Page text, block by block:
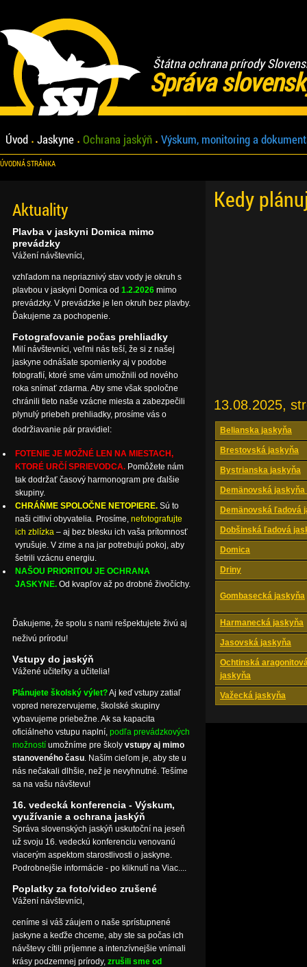
Štátna ochrana prírody
Správa
Úvod Jaskyne Ochrana jaskýň Výskum, monitoring a
ÚVODNÁ STRÁNKA
Kedy
13.08.2025,
Belianska jaskyňa
Brestovská jaskyňa
Bystrianska jaskyňa
Demänovská
Demänovská ľadová
Dobšinská ľadová
Domica
Driny
Gombasecká jaskyňa
Harmanecká jaskyňa
Jasovská jaskyňa
Ochtinská
jaskyňa
Važecká jaskyňa
Aktuality
Plavba v jaskyni Domica mimo
prevádzky
Vážení návštevníci,
vzhľadom na nepriaznivý stav vody je okruh s
plavbou v jaskyni Domica od 1.2.2026 mimo
prevádzky. V prevádzke je len okruh bez plavby.
Ďakujeme za pochopenie.
Fotografovanie počas prehliadky
Milí návštevníci, veľmi nás teší, že si z našej
jaskyne odnášate spomienky aj v podobe
fotografií, ktoré sme vám umožnili od nového
roka snímať zdarma. Aby sme však spoločne
chránili tieto naše vzácne miesta a zabezpečili
plynulý priebeh prehliadky, prosíme vás o
dodržiavanie pár pravidiel:
FOTENIE JE MOŽNÉ LEN NA MIESTACH,
KTORÉ URČÍ SPRIEVODCA. Pomôžete nám
tak dodržať časový harmonogram pre ďalšie
skupiny.
CHRÁŇME SPOLOČNE NETOPIERE. Sú to
naši citliví obyvatelia. Prosíme, nefotografujte
ich zblízka – aj bez blesku ich vaša prítomnosť
vyrušuje. V zime a na jar potrebujú pokoj, aby
šetrili vzácnu energiu.
NAŠOU PRIORITOU JE OCHRANA
JASKYNE. Od kvapľov až po drobné živočíchy.
Ďakujeme, že spolu s nami rešpektujete živú aj
neživú prírodu!
Vstupy do jaskýň
Vážené učiteľky a učitelia!
Plánujete školský výlet?Aj keď vstupy zatiaľ
vopred nerezervujeme, školské skupiny
vybavujeme priebežne. Ak sa kapacita
oficiálneho vstupu naplní, podľa prevádzkových
možností umožníme pre školy vstupy aj mimo
stanoveného času. Naším cieľom je, aby ste u
nás nečakali dlhšie, než je nevyhnutné. Tešíme
sa na vašu návštevu!
16. vedecká konferencia - Výskum,
využívanie a ochrana jaskýň
Správa slovenských jaskýň uskutoční na jeseň
už svoju 16. vedeckú konferenciu venovanú
viacerým aspektom starostlivosti o jaskyne.
Podrobnejšie informácie - po kliknutí na Viac....
Poplatky za foto/video zrušené
Vážení návštevníci,
ceníme si váš záujem o naše sprístupnené
jaskyne a keďže chceme, aby ste sa počas ich
návštevy cítili príjemne a intenzívnejšie vnímali
krásy podzemnej prírody, zrušili sme od